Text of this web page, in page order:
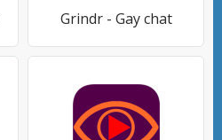
Grindr - Gay chat